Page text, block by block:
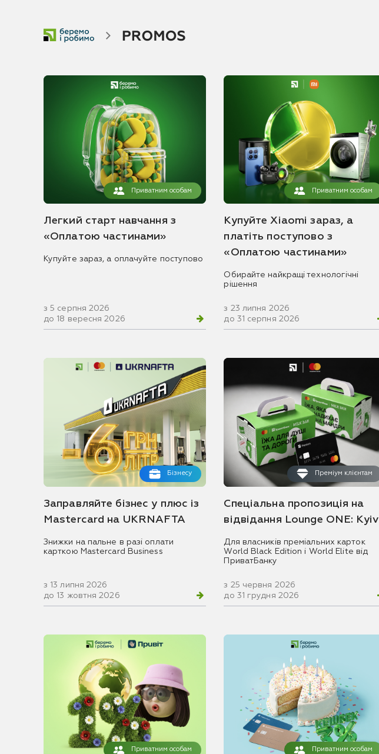
Приватним особам
Легкий старт навчання з
«Оплатою частинами»
Купуйте зараз, а оплачуйте поступово
з 5 серпня 2026
до 18 вересня 2026
Приватним особам
Купуйте Xiaomi зараз, а
платіть поступово з
«Оплатою частинами»
Обирайте найкращі технологічні
рішення
з 23 липня 2026
до 31 серпня 2026
Бізнесу
Заправляйте бізнес у плюс із
Mastercard на UKRNAFTA
Знижки на пальне в разі оплати
карткою Mastercard Business
з 13 липня 2026
до 13 жовтня 2026
Преміум клієнтам
Спеціальна пропозиція на
відвідання Lounge ONE: Kyiv
Для власників преміальних карток
World Black Edition і World Elite від
ПриватБанку
з 25 червня 2026
до 31 грудня 2026
Приватним особам Приватним особам